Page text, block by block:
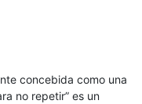
concebida como una
no repetir” es un